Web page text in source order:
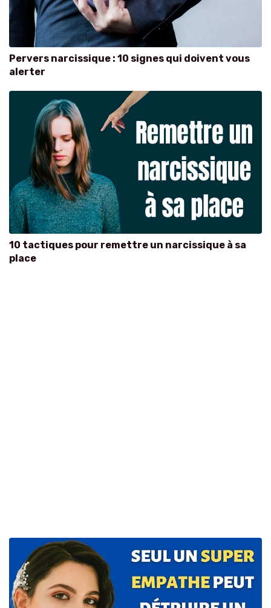
Pervers narcissique : 10 signes qui doivent vous
alerter
10 tactiques pour remettre un narcissique à sa
place